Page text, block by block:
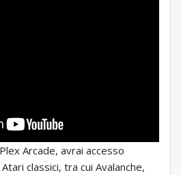
Arcade, avrai accesso
classici, tra cui Avalanche,